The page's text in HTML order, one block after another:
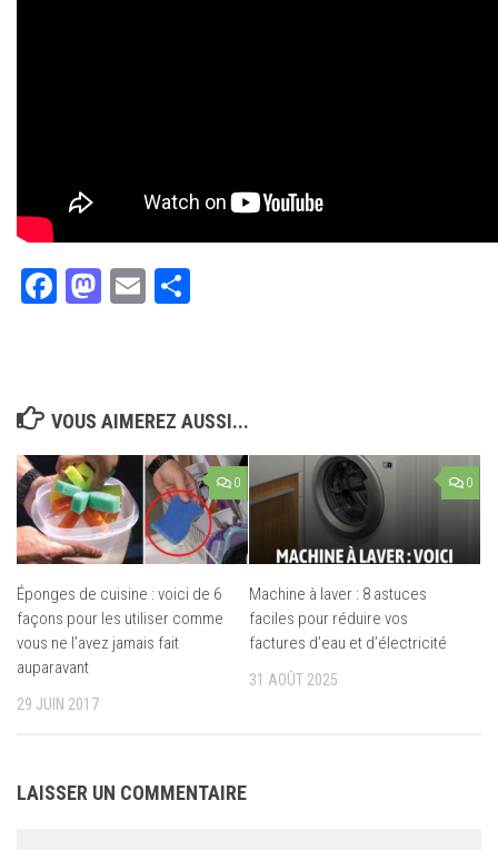
Facebook
Mastodon
Email
VOUS AIMEREZ AUSSI...
0
Éponges de cuisine : voici de 6
façons pour les utiliser comme
vous ne l’avez jamais fait
auparavant
29 JUIN 2017
0
Machine à laver : 8 astuces
faciles pour réduire vos
factures d’eau et d’électricité
31 AOÛT 2025
LAISSER UN COMMENTAIRE